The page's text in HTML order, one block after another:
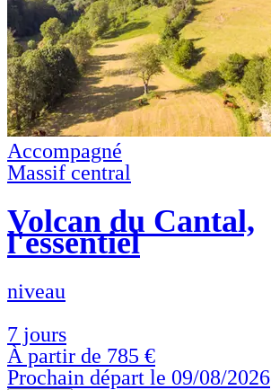
Accompagné
Massif central
Volcan du Cantal,
l'essentiel
niveau
7 jours
À partir de 785 €
Prochain départ le 09/08/2026